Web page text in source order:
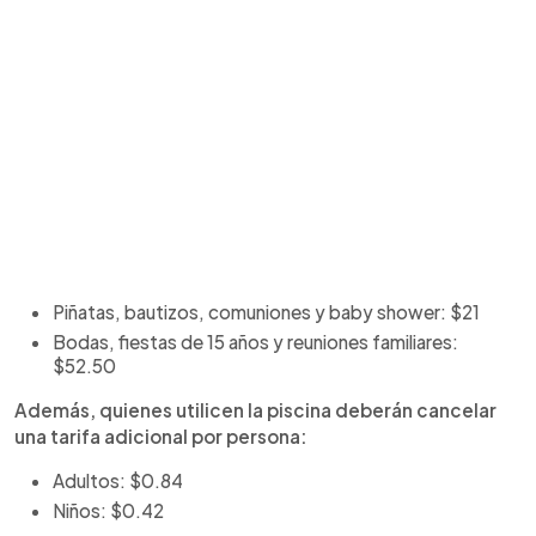
Piñatas, bautizos, comuniones y baby shower: $21
Bodas, fiestas de 15 años y reuniones familiares:
$52.50
Además, quienes utilicen la piscina deberán cancelar
una tarifa adicional por persona:
Adultos: $0.84
Niños: $0.42